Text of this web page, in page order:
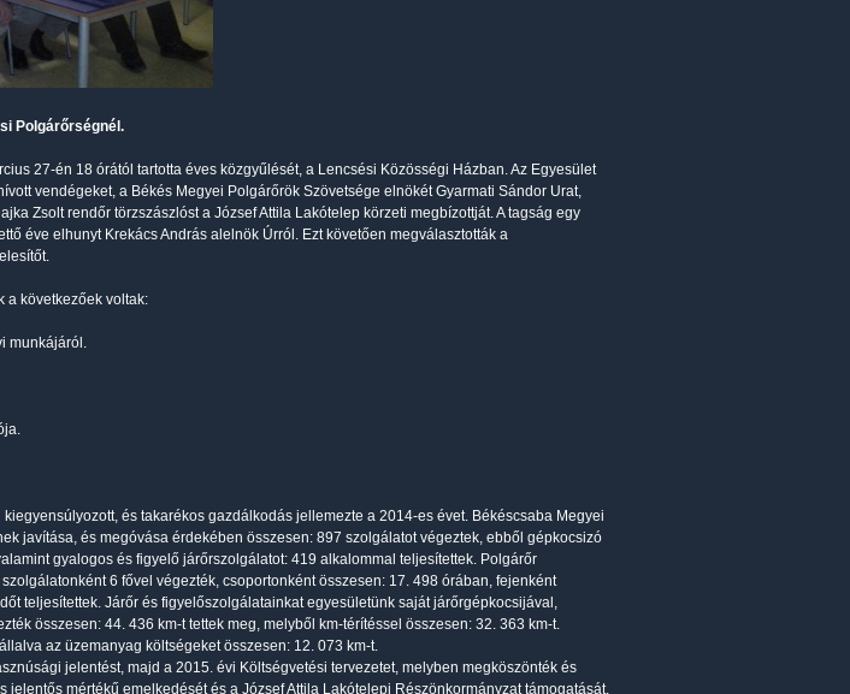
Polgárőrségnél.
27-én 18 órától tartotta éves közgyűlését, a Lencsési Közösségi Házban. Az Egyesület
vendégeket, a Békés Megyei Polgárőrök Szövetsége elnökét Gyarmati Sándor Urat,
Zsolt rendőr törzszászlóst a József Attila Lakótelep körzeti megbízottját. A tagság egy
éve elhunyt Krekács András alelnök Úrról. Ezt követően megválasztották a
a következőek voltak:
munkájáról.
és takarékos gazdálkodás jellemezte a 2014-es évet. Békéscsaba Megyei
javítása, és megóvása érdekében összesen: 897 szolgálatot végeztek, ebből gépkocsizó
gyalogos és figyelő járőrszolgálatot: 419 alkalommal teljesítettek. Polgárőr
6 fővel végezték, csoportonként összesen: 17. 498 órában, fejenként
teljesítettek. Járőr és figyelőszolgálatainkat egyesületünk saját járőrgépkocsijával,
összesen: 44. 436 km-t tettek meg, melyből km-térítéssel összesen: 32. 363 km-t.
az üzemanyag költségeket összesen: 12. 073 km-t.
jelentést, majd a 2015. évi Költségvetési tervezetet, melyben megköszönték és
jelentős mértékű emelkedését és a József Attila Lakótelepi Részönkormányzat támogatását.